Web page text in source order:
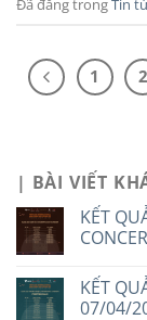
Đã đăng trongTin
1 2
| BÀI VIẾT
KẾT
KẾT
07/04/